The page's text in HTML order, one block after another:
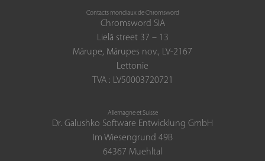
Contacts mondiaux de Chromsword
Chromsword SIA
Lielā street 37 – 13
Mārupe, Mārupes nov., LV-2167
Lettonie
TVA : LV50003720721
Allemagne et Suisse
Dr. Galushko Software Entwicklung GmbH
Im Wiesengrund 49B
64367 Muehltal